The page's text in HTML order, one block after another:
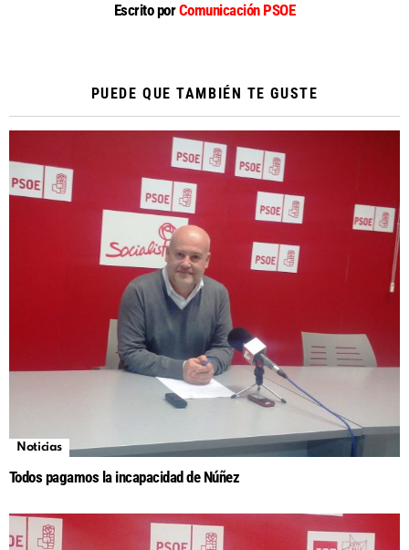
Escrito porComunicación PSOE
PUEDE QUE TAMBIÉN TE GUSTE
Noticias
Todos pagamos la incapacidad de Núñez